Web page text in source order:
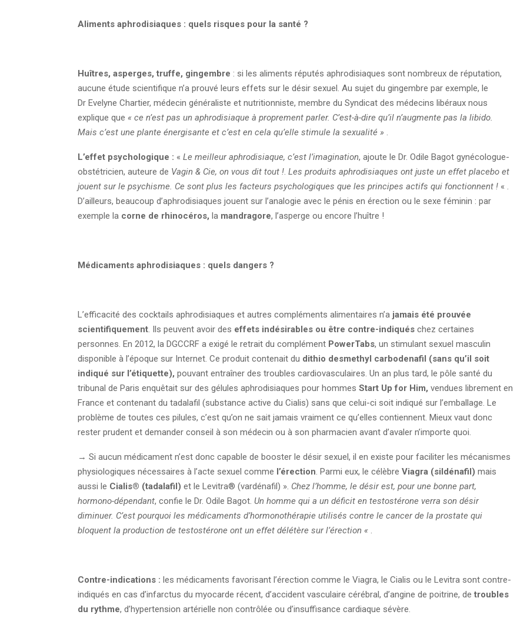
Aliments aphrodisiaques : quels risques pour la santé ?
Huîtres, asperges, truffe, gingembre : si les aliments réputés aphrodisiaques sont nombreux de réputation,
aucune étude scientifique n’a prouvé leurs effets sur le désir sexuel. Au sujet du gingembre par exemple, le
Dr Evelyne Chartier, médecin généraliste et nutritionniste, membre du Syndicat des médecins libéraux nous
explique que « ce n’est pas un aphrodisiaque à proprement parler. C’est-à-dire qu’il n’augmente pas la libido.
Mais c’est une plante énergisante et c’est en cela qu’elle stimule la sexualité » .
L’effet psychologique : « Le meilleur aphrodisiaque, c’est l’imagination, ajoute le Dr. Odile Bagot gynécologue-
obstétricien, auteure de Vagin & Cie, on vous dit tout !. Les produits aphrodisiaques ont juste un effet placebo et
jouent sur le psychisme. Ce sont plus les facteurs psychologiques que les principes actifs qui fonctionnent ! « .
D’ailleurs, beaucoup d’aphrodisiaques jouent sur l’analogie avec le pénis en érection ou le sexe féminin : par
exemple la corne de rhinocéros, la mandragore, l’asperge ou encore l’huître !
Médicaments aphrodisiaques : quels dangers ?
L’efficacité des cocktails aphrodisiaques et autres compléments alimentaires n’a jamais été prouvée
scientifiquement. Ils peuvent avoir des effets indésirables ou être contre-indiqués chez certaines
personnes. En 2012, la DGCCRF a exigé le retrait du complément PowerTabs, un stimulant sexuel masculin
disponible à l’époque sur Internet. Ce produit contenait du dithio desmethyl carbodenafil (sans qu’il soit
indiqué sur l’étiquette), pouvant entraîner des troubles cardiovasculaires. Un an plus tard, le pôle santé du
tribunal de Paris enquêtait sur des gélules aphrodisiaques pour hommes Start Up for Him, vendues librement en
France et contenant du tadalafil (substance active du Cialis) sans que celui-ci soit indiqué sur l’emballage. Le
problème de toutes ces pilules, c’est qu’on ne sait jamais vraiment ce qu’elles contiennent. Mieux vaut donc
rester prudent et demander conseil à son médecin ou à son pharmacien avant d’avaler n’importe quoi.
→ Si aucun médicament n’est donc capable de booster le désir sexuel, il en existe pour faciliter les mécanismes
physiologiques nécessaires à l’acte sexuel comme l’érection. Parmi eux, le célèbre Viagra (sildénafil) mais
aussi le Cialis® (tadalafil) et le Levitra® (vardénafil) ». Chez l’homme, le désir est, pour une bonne part,
hormono-dépendant, confie le Dr. Odile Bagot. Un homme qui a un déficit en testostérone verra son désir
diminuer. C’est pourquoi les médicaments d’hormonothérapie utilisés contre le cancer de la prostate qui
bloquent la production de testostérone ont un effet délétère sur l’érection « .
Contre-indications : les médicaments favorisant l’érection comme le Viagra, le Cialis ou le Levitra sont contre-
indiqués en cas d’infarctus du myocarde récent, d’accident vasculaire cérébral, d’angine de poitrine, de troubles
du rythme, d’hypertension artérielle non contrôlée ou d’insuffisance cardiaque sévère.